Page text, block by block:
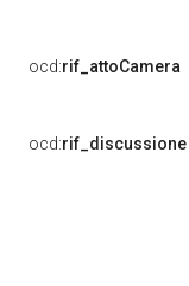
ocd:rif_attoCamera
ocd:rif_discussione